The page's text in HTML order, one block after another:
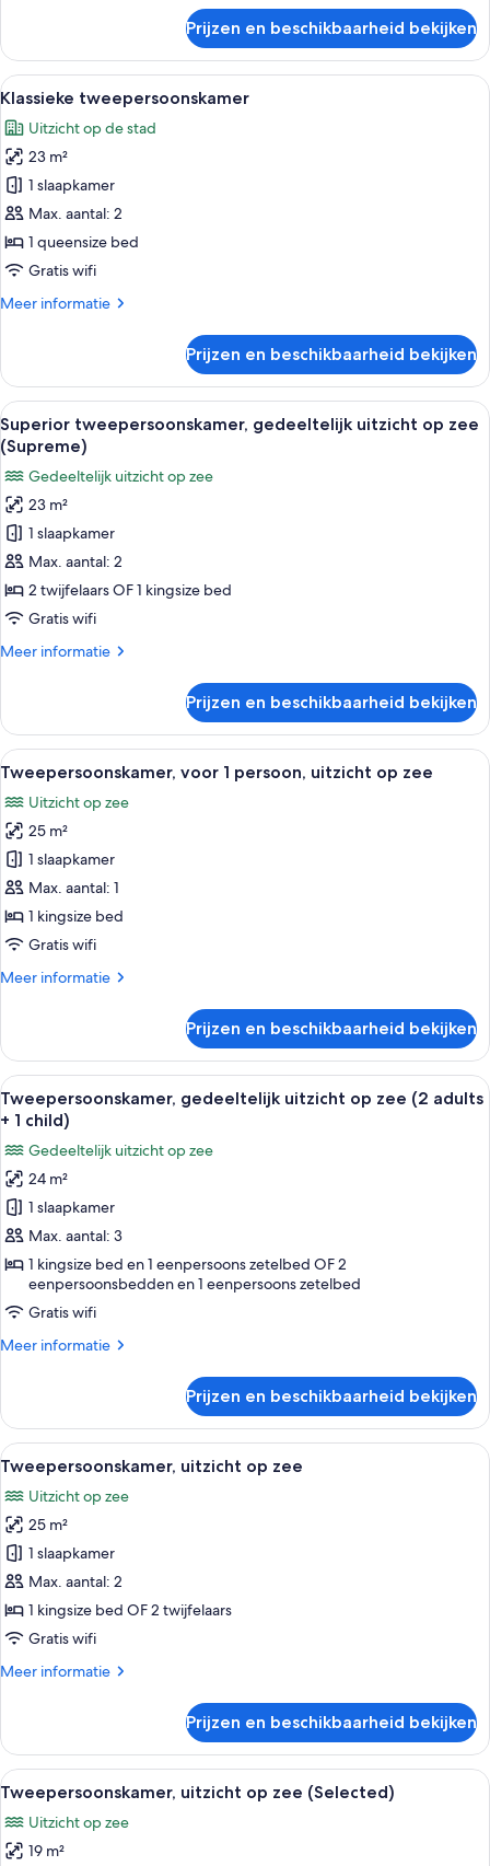
tweepersoonskamer,
voor
1
(Terrace)
Prijzen en beschikbaarheid bekijken
Alle
foto's
voor
Klassieke
tweepersoonskamer
laden
Een hotelkamer met een groot bed,
5
Klassieke tweepersoonskamer
Uitzicht op de stad
23 m²
1 slaapkamer
Max. aantal: 2
1 queensize bed
Gratis wifi
Meer informatie
Meer
tweepersoonskamer
Prijzen en beschikbaarheid bekijken
Alle
foto's
voor
Superior
tweepersoonskamer,
gedeeltelijk
uitzicht
op
zee
laden
Een hotelkamer met een bed, een
8
Superior tweepersoonskamer, gedeeltelijk uitzicht op zee
(Supreme)
Gedeeltelijk uitzicht op zee
23 m²
1 slaapkamer
Max. aantal: 2
2 twijfelaars OF 1 kingsize bed
Gratis wifi
Meer informatie
Meer
tweepersoonskamer,
gedeeltelijk
uitzicht
zee
(Supreme)
Prijzen en beschikbaarheid bekijken
Alle
foto's
voor
Tweepersoonskamer,
voor
1
persoon,
uitzicht
zee
Een hotelkamer met een bed, een
7
Tweepersoonskamer, voor 1 persoon, uitzicht op zee
Uitzicht op zee
25 m²
1 slaapkamer
Max. aantal: 1
1 kingsize bed
Gratis wifi
Meer informatie
Meer
voor
persoon,
uitzicht
zee
Prijzen en beschikbaarheid bekijken
Alle
foto's
Tweepersoonskamer,
gedeeltelijk
uitzicht
op
zee
adults
+
laden
Een hotelkamer met een groot bed,
6
Tweepersoonskamer, gedeeltelijk uitzicht op zee (2 adults
+ 1 child)
Gedeeltelijk uitzicht op zee
24 m²
1 slaapkamer
Max. aantal: 3
1 kingsize bed en 1 eenpersoons zetelbed OF 2
eenpersoonsbedden en 1 eenpersoons zetelbed
Gratis wifi
Meer informatie
Meer
gedeeltelijk
uitzicht
op
(2
adults
+
child)
Prijzen en beschikbaarheid bekijken
Alle
foto's
voor
Tweepersoonskamer,
uitzicht
op
zee
laden
Een hotelkamer met een bed, een
5
Tweepersoonskamer, uitzicht op zee
Uitzicht op zee
25 m²
1 slaapkamer
Max. aantal: 2
1 kingsize bed OF 2 twijfelaars
Gratis wifi
Meer informatie
Meer
uitzicht
op
zee
Prijzen en beschikbaarheid bekijken
Alle
foto's
voor
Tweepersoonskamer,
Een ruime slaapkamer met een
8
Tweepersoonskamer, uitzicht op zee (Selected)
Uitzicht op zee
19 m²